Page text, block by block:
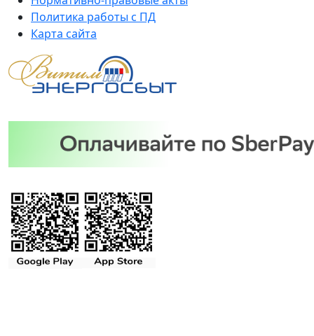
Политика работы с ПД
Карта сайта